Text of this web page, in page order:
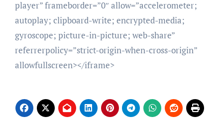
player” frameborder=”0″ allow=”accelerometer;
autoplay; clipboard-write; encrypted-media;
gyroscope; picture-in-picture; web-share”
referrerpolicy=”strict-origin-when-cross-origin”
allowfullscreen></iframe>